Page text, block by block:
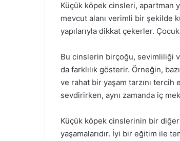
Küçük köpek cinsleri, apartman
mevcut alanı verimli bir şekilde
yapılarıyla dikkat çekerler.
Bu cinslerin birçoğu, sevimliliği
da farklılık gösterir. Örneğin,
ve rahat bir yaşam tarzını tercih
sevdirirken, aynı zamanda iç
Küçük köpek cinslerinin bir
yaşamalarıdır. İyi bir eğitim ile